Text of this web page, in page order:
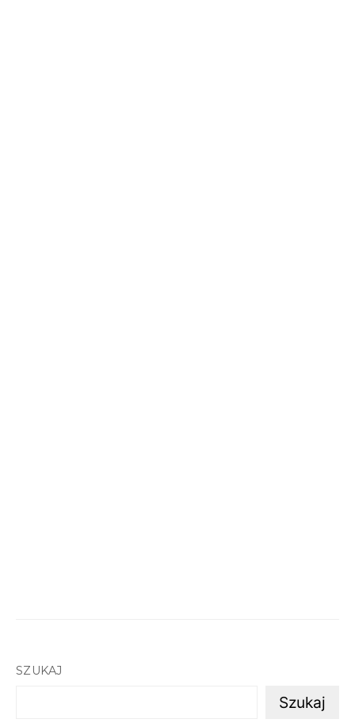
SZUKAJ
Szukaj